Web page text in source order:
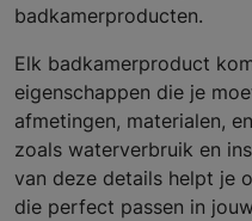
badkamerproducten.
Elk badkamerproduct
eigenschappen die je
afmetingen, materialen,
zoals waterverbruik en
van deze details helpt je
die perfect passen in